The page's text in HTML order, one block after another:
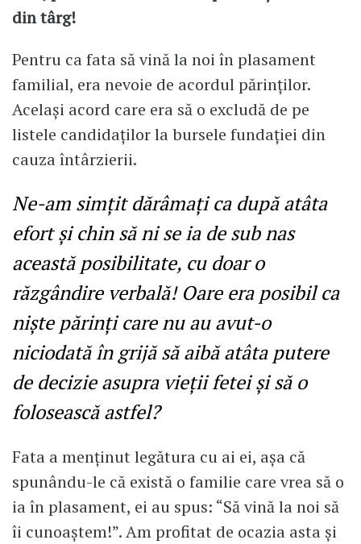
din târg!
Pentru ca fata să vină la noi în plasament
familial, era nevoie de acordul părinților.
Același acord care era să o excludă de pe
listele candidaților la bursele fundației din
cauza întârzierii.
Ne-am simțit dărâmați ca după atâta
efort și chin să ni se ia de sub nas
această posibilitate, cu doar o
răzgândire verbală! Oare era posibil ca
niște părinți care nu au avut-o
niciodată în grijă să aibă atâta putere
de decizie asupra vieții fetei și să o
folosească astfel?
Fata a menținut legătura cu ai ei, așa că
spunându-le că există o familie care vrea să o
ia în plasament, ei au spus: “Să vină la noi să
îi cunoaștem!”. Am profitat de ocazia asta și